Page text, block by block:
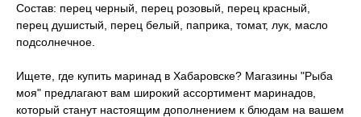
Состав: перец черный, перец розовый, перец красный,
перец душистый, перец белый, паприка, томат, лук, масло
подсолнечное.
Ищете, где купить маринад в Хабаровске? Магазины "Рыба
моя" предлагают вам широкий ассортимент маринадов,
который станут настоящим дополнением к блюдам на вашем